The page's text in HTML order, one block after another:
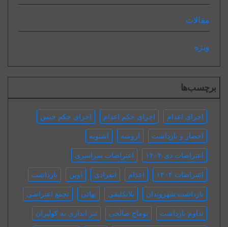
مقالات
ویژه
برچسب‌ها
اجرای اعدام اجرای حکم اعدام اجرای حکم حبس
احضار و بازداشت ارومیه اشنویه
اعتراضات دی ۱۴۰۴ اعتراضات سراسری
اعتراضات ۱۴۰۴ اعدام انفرادی اوین بازداشت
بازداشت شهروندان بلاتکلیفی بهائی تجمع اعتراضی
تداوم بازداشت توماج صالحی تیر اندازی به کولبران